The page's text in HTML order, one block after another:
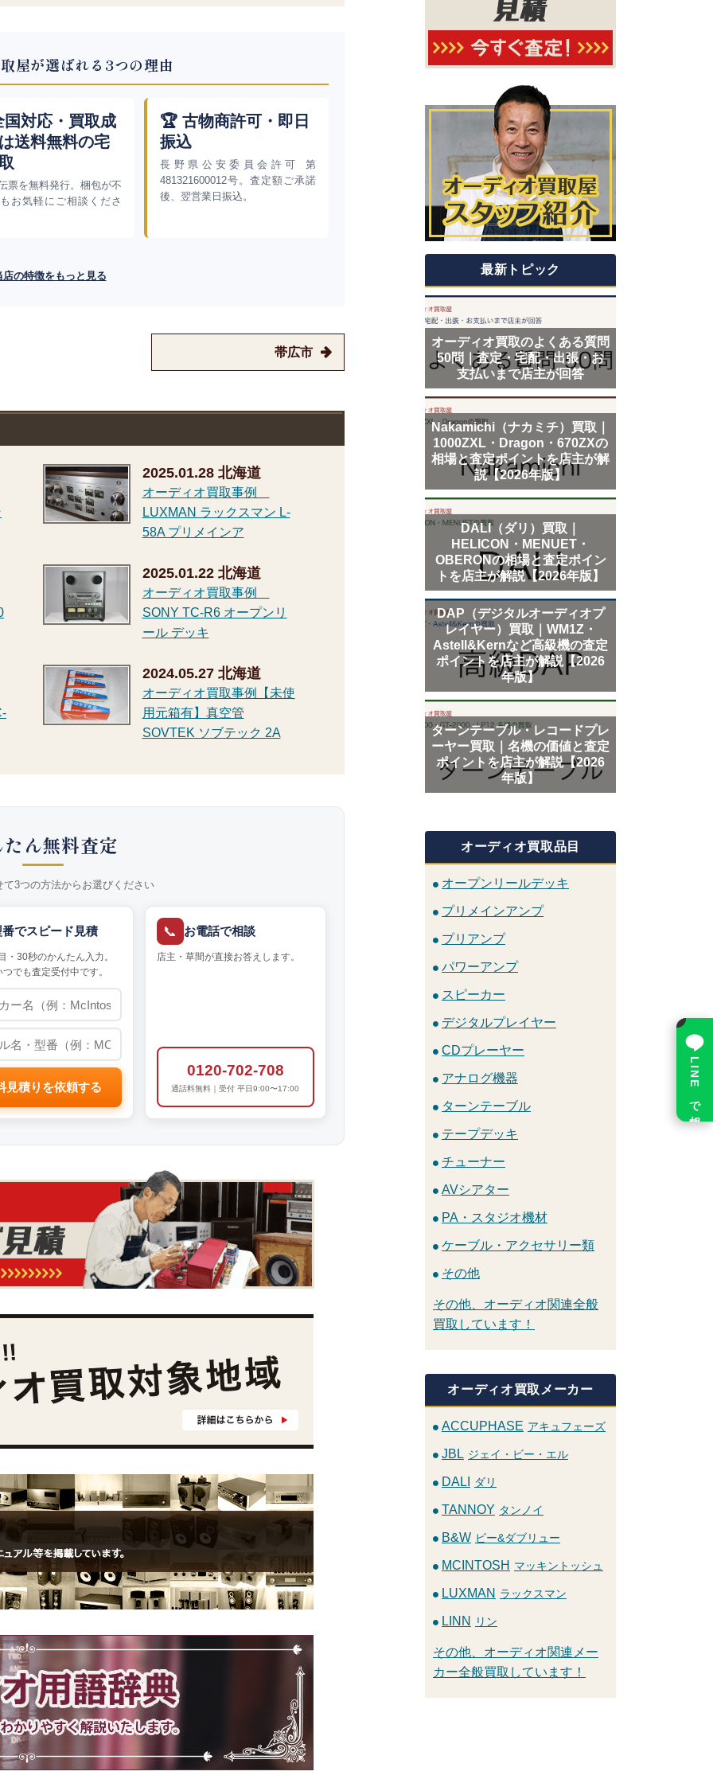
屋が選ばれる3つの理由
対応・買取成
送料無料の宅
票を無料発行。梱包が不
お気軽にご相談くださ
🏆 古物商許可・即日
振込
長野県公安委員会許可 第
481321600012号。査定額ご承諾
後、翌営業日振込。
の特徴をもっと見る
帯広市
2025.01.28 北海道
オーディオ買取事例
LUXMAN ラックスマン L-
58A プリメインア
2025.01.22 北海道
オーディオ買取事例
SONY TC-R6 オープンリ
ール デッキ
2024.05.27 北海道
オーディオ買取事例【未使
用元箱有】真空管
SOVTEK ソブテック 2A
ん無料査定
て3つの方法からお選びください
番でスピード見積
・30秒のかんたん入力。
でも査定受付中です。
見積りを依頼する
📞 お電話で相談
店主・草間が直接お答えします。
0120-702-708
通話料無料｜受付 平日9:00〜17:00
最新トピック
オーディオ買取のよくある質問
50問｜査定・宅配・出張・お
支払いまで店主が回答
Nakamichi（ナカミチ）買取｜
1000ZXL・Dragon・670ZXの
相場と査定ポイントを店主が解
説【2026年版】
DALI（ダリ）買取｜
HELICON・MENUET・
OBERONの相場と査定ポイン
トを店主が解説【2026年版】
DAP（デジタルオーディオプ
レイヤー）買取｜WM1Z・
Astell&Kernなど高級機の査定
ポイントを店主が解説【2026
年版】
ターンテーブル・レコードプレ
ーヤー買取｜名機の価値と査定
ポイントを店主が解説【2026
年版】
オーディオ買取品目
オープンリールデッキ
プリメインアンプ
プリアンプ
パワーアンプ
スピーカー
デジタルプレイヤー
CDプレーヤー
アナログ機器
ターンテーブル
テープデッキ
チューナー
AVシアター
PA・スタジオ機材
ケーブル・アクセサリー類
その他
その他、オーディオ関連全般
買取しています！
オーディオ買取メーカー
ACCUPHASE アキュフェーズ
JBL ジェイ・ビー・エル
DALI ダリ
TANNOY タンノイ
B&W ビー&ダブリュー
MCINTOSH マッキントッシュ
LUXMAN ラックスマン
LINN リン
その他、オーディオ関連メー
カー全般買取しています！
LINE で相談
×